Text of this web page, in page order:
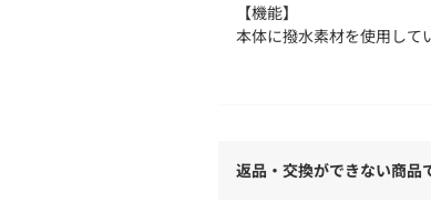
【機能】
本体に撥水素材を使用して
返品・交換ができない商品